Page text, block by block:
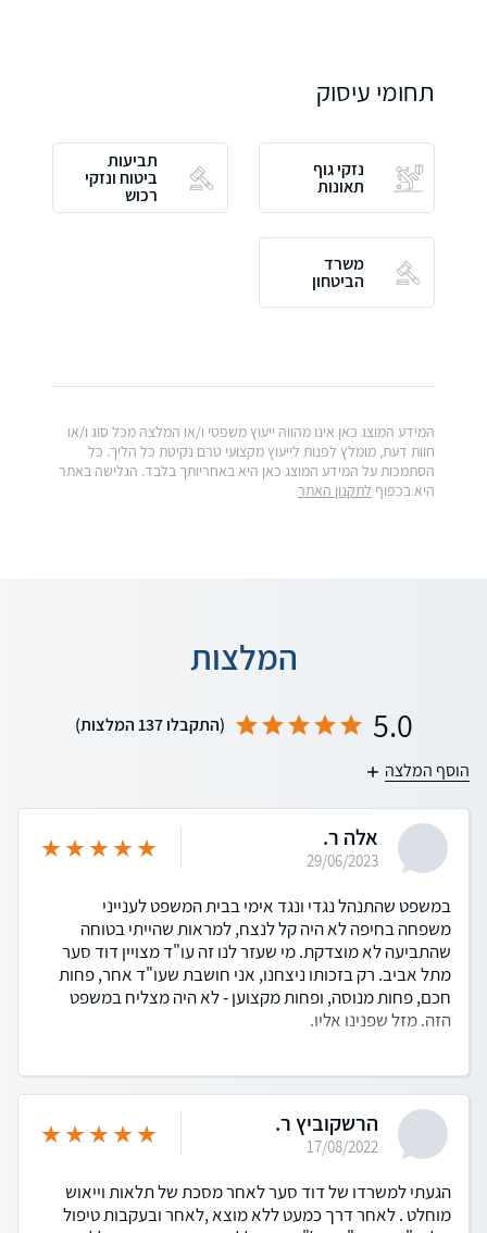
תחומי עיסוק
נזקי גוף
תאונות
תביעות
ביטוח ונזקי
רכוש
משרד
הביטחון
המידע המוצג כאן אינו מהווה ייעוץ משפטי ו/או המלצה מכל סוג ו/או
חוות דעת, מומלץ לפנות לייעוץ מקצועי טרם נקיטת כל הליך. כל
הסתמכות על המידע המוצג כאן היא באחריותך בלבד. הגלישה באתר
היא בכפוף לתקנון האתר
המלצות
הוסף המלצה
5.0 (התקבלו 137 המלצות)
אלה ר.
29/06/2023
במשפט שהתנהל נגדי ונגד אימי בבית המשפט לענייני
משפחה בחיפה לא היה קל לנצח, למראות שהייתי בטוחה
שהתביעה לא מוצדקת. מי שעזר לנו זה עו"ד מצויין דוד סער
מתל אביב. רק בזכותו ניצחנו, אני חושבת שעו"ד אחר, פחות
חכם, פחות מנוסה, ופחות מקצוען - לא היה מצליח במשפט
הזה. מזל שפנינו אליו.
הרשקוביץ ר.
17/08/2022
הגעתי למשרדו של דוד סער לאחר מסכת של תלאות וייאוש
מוחלט . לאחר דרך כמעט ללא מוצא ,לאחר ובעקבות טיפול